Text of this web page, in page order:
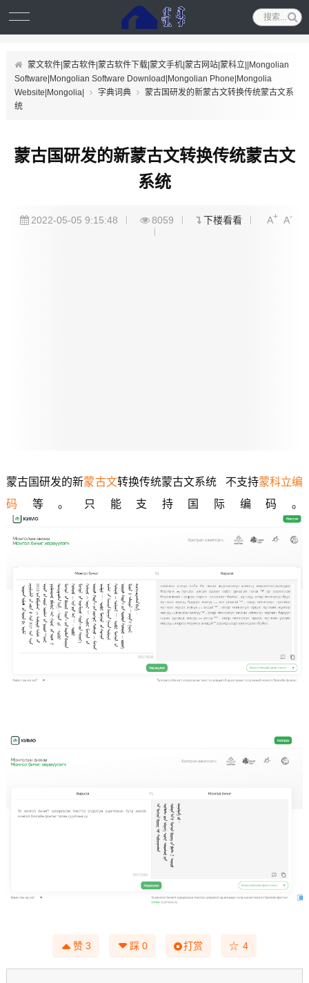
蒙文软件|蒙古软件|蒙古软件下载|蒙文手机|蒙古网站|蒙科立||Mongolian
Software|Mongolian Software Download|Mongolian Phone|Mongolia
Website|Mongolia|
字典词典
蒙古国研发的新蒙古文转换传统蒙古文系
统
蒙古国研发的新蒙古文转换传统蒙古文
系统
2022-05-05 9:15:48 8059 下楼看看 A+ A-
蒙古国研发的新蒙古文转换传统蒙古文系统 不支持蒙科立编
码 等。只能支持国际编码。
赞 3 踩 0 打赏 ☆ 4